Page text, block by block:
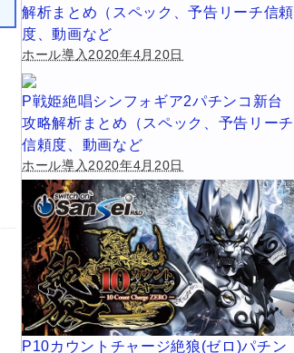
解析まとめ（スペック、予告リーチ信頼
度、動画など
ホール導入2020年4月20日
P戦姫絶唱シンフォギア2パチンコ新台
攻略解析まとめ（スペック、予告リーチ
信頼度、動画など
ホール導入2020年4月20日
P10カウントチャージ絶狼(ゼロ)パチン